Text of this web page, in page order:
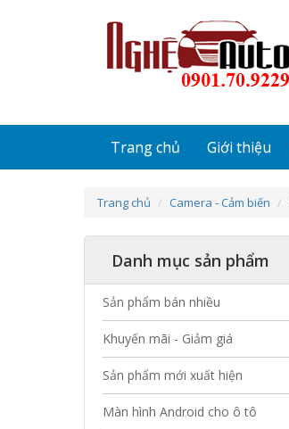
Trang chủ Giới thiệu
Trang chủ Camera - Cảm biến
Danh mục sản phẩm
Sản phẩm bán nhiều
Khuyến mãi - Giảm giá
Sản phẩm mới xuất hiện
Màn hình Android cho ô tô